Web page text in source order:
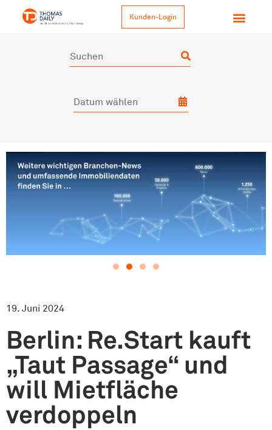
Kunden-Login
19. Juni 2024
Berlin: Re.Start kauft
„Taut Passage“ und
will Mietfläche
verdoppeln